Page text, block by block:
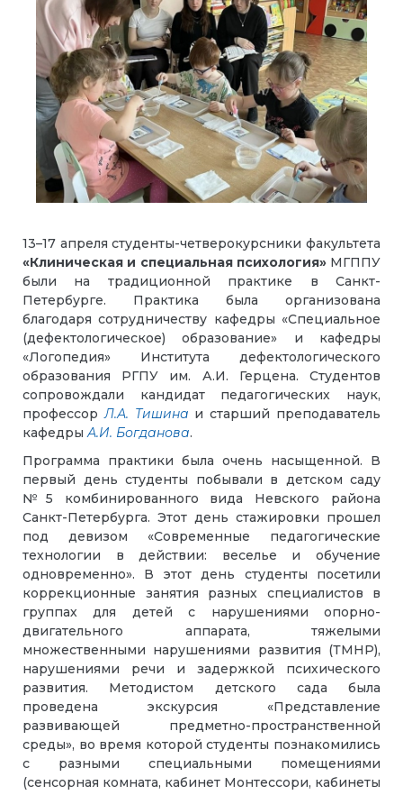
13–17 апреля студенты-четверокурсники факультета
«Клиническая и специальная психология»МГППУ
были на традиционной практике в Санкт-
Петербурге. Практика была организована
благодаря сотрудничеству кафедры «Специальное
(дефектологическое) образование» и кафедры
«Логопедия» Института дефектологического
образования РГПУ им. А.И. Герцена. Студентов
сопровождали кандидат педагогических наук,
профессорЛ.А. Тишина и старший преподаватель
кафедрыА.И. Богданова.
Программа практики была очень насыщенной. В
первый день студенты побывали в детском саду
№5 комбинированного вида Невского района
Санкт-Петербурга. Этот день стажировки прошел
под девизом «Современные педагогические
технологии в действии: веселье и обучение
одновременно». В этот день студенты посетили
коррекционные занятия разных специалистов в
группах для детей с нарушениями опорно-
двигательного аппарата, тяжелыми
множественными нарушениями развития (ТМНР),
нарушениями речи и задержкой психического
развития. Методистом детского сада была
проведена экскурсия «Представление
развивающей предметно-пространственной
среды», во время которой студенты познакомились
с разными специальными помещениями
(сенсорная комната, кабинет Монтессори, кабинеты